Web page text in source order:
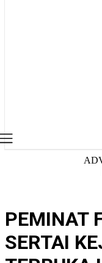
PEMINAT
SERTAI